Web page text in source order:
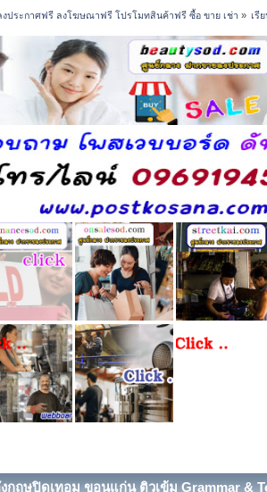
งประกาศฟรี ลงโฆษณาฟรี โปรโมทสินค้าฟรี ซื้อ ขาย เช่า » เรี
กฤษปิดเทอม ขอนแก่น ติวเข้ม Grammar &